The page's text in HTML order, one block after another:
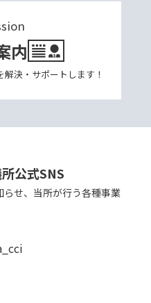
内
決・サポートします！
公式SNS
せ、当所が行う各種事業